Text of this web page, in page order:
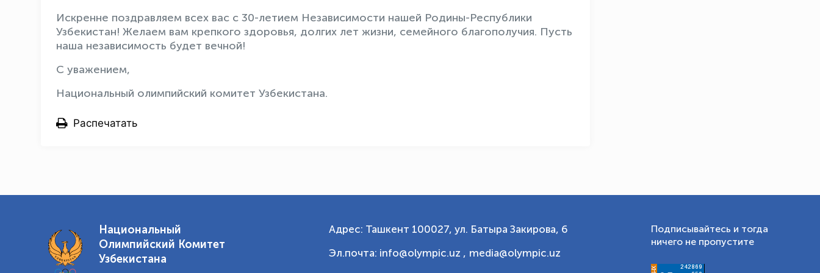
Искренне поздравляем всех вас с 30-летием Независимости нашей Родины-Республики
Узбекистан! Желаем вам крепкого здоровья, долгих лет жизни, семейного благополучия. Пусть
наша независимость будет вечной!
С уважением,
Национальный олимпийский комитет Узбекистана.
Распечатать
Национальный
Олимпийский Комитет
Узбекистана
Адрес: Ташкент 100027, ул. Батыра Закирова, 6
Эл.почта: info@olympic.uz , media@olympic.uz
Подписывайтесь и тогда
ничего не пропустите